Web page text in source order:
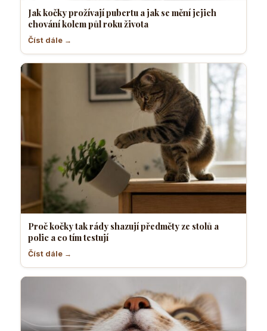
Jak kočky prožívají pubertu a jak se mění jejich
chování kolem půl roku života
Číst dále →
Proč kočky tak rády shazují předměty ze stolů a
polic a co tím testují
Číst dále →